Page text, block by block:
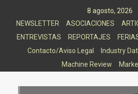
8 agosto, 2026
NEWSLETTER
ASOCIACIONES
ENTREVISTAS
REPORTAJES
Contacto/Aviso Legal
Industry
Machine Review